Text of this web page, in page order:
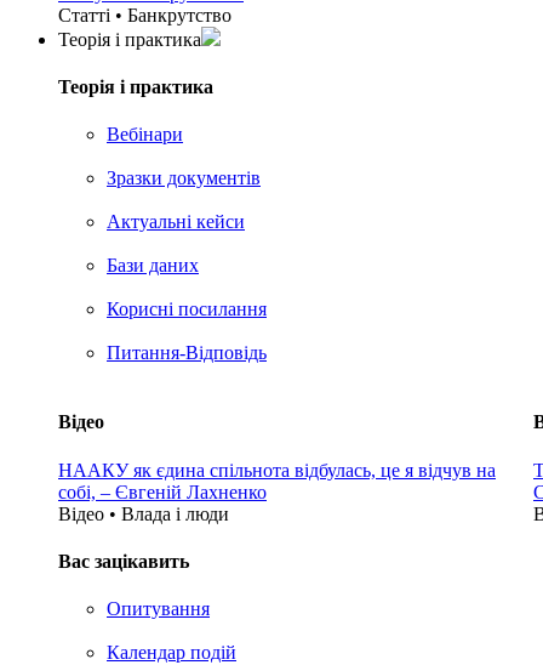
Статті • Банкрутство
Теорія i практика
Теорія i практика
Вебінари
Зразки документів
Актуальні кейси
Бази даних
Корисні посилання
Питання-Відповідь
Відео
НААКУ як єдина спільнота відбулась, це я відчув на
собі, – Євгеній Лахненко
Відео • Влада i люди
Вас зацікавить
Опитування
Календар подій